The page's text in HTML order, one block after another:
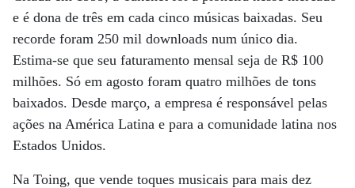
e é dona de três em cada cinco músicas baixadas. Seu
recorde foram 250 mil downloads num único dia.
Estima-se que seu faturamento mensal seja de R$ 100
milhões. Só em agosto foram quatro milhões de tons
baixados. Desde março, a empresa é responsável pelas
ações na América Latina e para a comunidade latina nos
Estados Unidos.
Na Toing, que vende toques musicais para mais dez